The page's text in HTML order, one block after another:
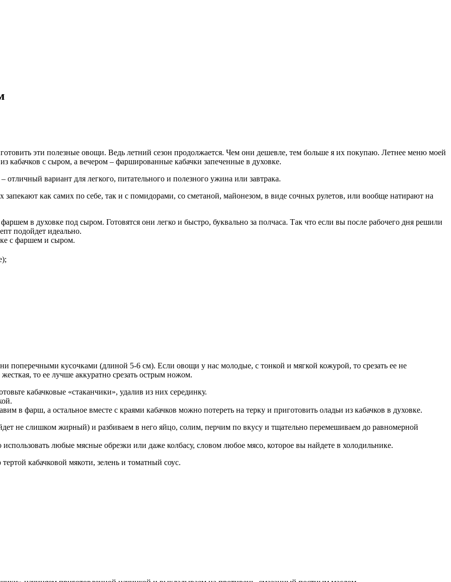
эти полезные овощи. Ведь летний сезон продолжается. Чем они дешевле, тем больше я их покупаю. Летнее меню моей
кабачков с сыром, а вечером – фаршированные кабачки запеченные в духовке.
вариант для легкого, питательного и полезного ужина или завтрака.
как самих по себе, так и с помидорами, со сметаной, майонезом, в виде сочных рулетов, или вообще натирают на
в духовке под сыром. Готовятся они легко и быстро, буквально за полчаса. Так что если вы после рабочего дня решили
подойдет идеально.
с фаршем и сыром.
поперечными кусочками (длиной 5-6 см). Если овощи у нас молодые, с тонкой и мягкой кожурой, то срезать ее не
то ее лучше аккуратно срезать острым ножом.
кабачковые «стаканчики», удалив из них серединку.
в фарш, а остальное вместе с краями кабачков можно потереть на терку и приготовить оладьи из кабачков в духовке.
не слишком жирный) и разбиваем в него яйцо, солим, перчим по вкусу и тщательно перемешиваем до равномерной
любые мясные обрезки или даже колбасу, словом любое мясо, которое вы найдете в холодильнике.
кабачковой мякоти, зелень и томатный соус.